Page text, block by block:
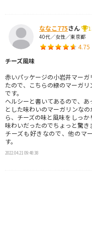
ななこ775さん
40代／女性／東京都
4.75
チーズ風味
赤いパッケージの小岩井マーガ
たので、こちらの緑のマーガリ
です。
ヘルシーと書いてあるので、あ
とした味わいのマーガリンなの
ら、チーズの味と風味をしっ
味わいだったのでちょっと驚き
チーズも好きなので、他のマ
す。
2022.04.21 09:48:38